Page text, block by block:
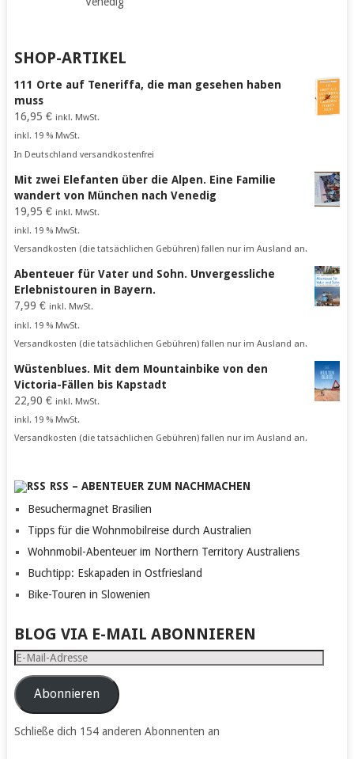
SHOP-ARTIKEL
111 Orte auf Teneriffa, die man gesehen haben
muss
16,95 € inkl. MwSt.
inkl. 19 % MwSt.
In Deutschland versandkostenfrei
Mit zwei Elefanten über die Alpen. Eine Familie
wandert von München nach Venedig
19,95 € inkl. MwSt.
inkl. 19 % MwSt.
Versandkosten (die tatsächlichen Gebühren) fallen nur im Ausland an.
Abenteuer für Vater und Sohn. Unvergessliche
Erlebnistouren in Bayern.
7,99 € inkl. MwSt.
inkl. 19 % MwSt.
Versandkosten (die tatsächlichen Gebühren) fallen nur im Ausland an.
Wüstenblues. Mit dem Mountainbike von den
Victoria-Fällen bis Kapstadt
22,90 € inkl. MwSt.
inkl. 19 % MwSt.
Versandkosten (die tatsächlichen Gebühren) fallen nur im Ausland an.
RSS – ABENTEUER ZUM NACHMACHEN
Besuchermagnet Brasilien
Tipps für die Wohnmobilreise durch Australien
Wohnmobil-Abenteuer im Northern Territory Australiens
Buchtipp: Eskapaden in Ostfriesland
Bike-Touren in Slowenien
BLOG VIA E-MAIL ABONNIEREN
E-
Mail-
AdresseAbonnieren
Schließe dich 154 anderen Abonnenten an